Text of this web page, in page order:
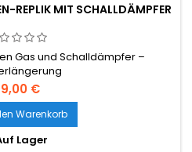
REPLIK MIT SCHALLDÄMPFER
Gas und Schalldämpfer –
€
Warenkorb
Lager